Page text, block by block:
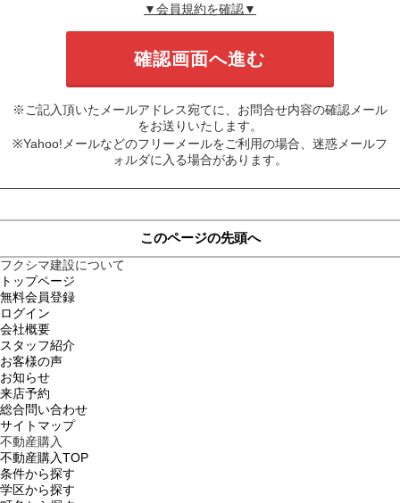
▼会員規約を確認▼
※ご記入頂いたメールアドレス宛てに、お問合せ内容の確認メール
をお送りいたします。
※Yahoo!メールなどのフリーメールをご利用の場合、迷惑メールフ
ォルダに入る場合があります。
このページの先頭へ
フクシマ建設について
トップページ
無料会員登録
ログイン
会社概要
スタッフ紹介
お客様の声
お知らせ
来店予約
総合問い合わせ
サイトマップ
不動産購入
不動産購入TOP
条件から探す
学区から探す